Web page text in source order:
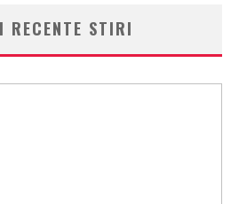
RECENTE STIRI